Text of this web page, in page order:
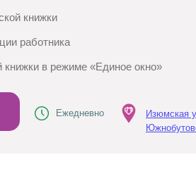
Ежедневно
Изюмская
работника
книжки
книжки в режиме «Единое окно»